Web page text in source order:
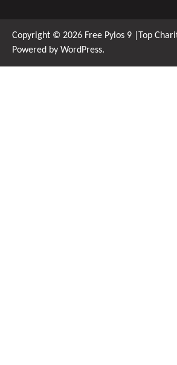
Copyright © 2026 Free Pylos 9 |Top
Powered by WordPress.